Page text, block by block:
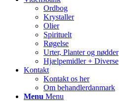
Ordbog
Krystaller
Olier
Spirituelt
Røgelse
Urter, Planter og nødder
Hjælpemidler + Diverse
Kontakt
Kontakt os her
Om behandlerdanmark
Menu Menu